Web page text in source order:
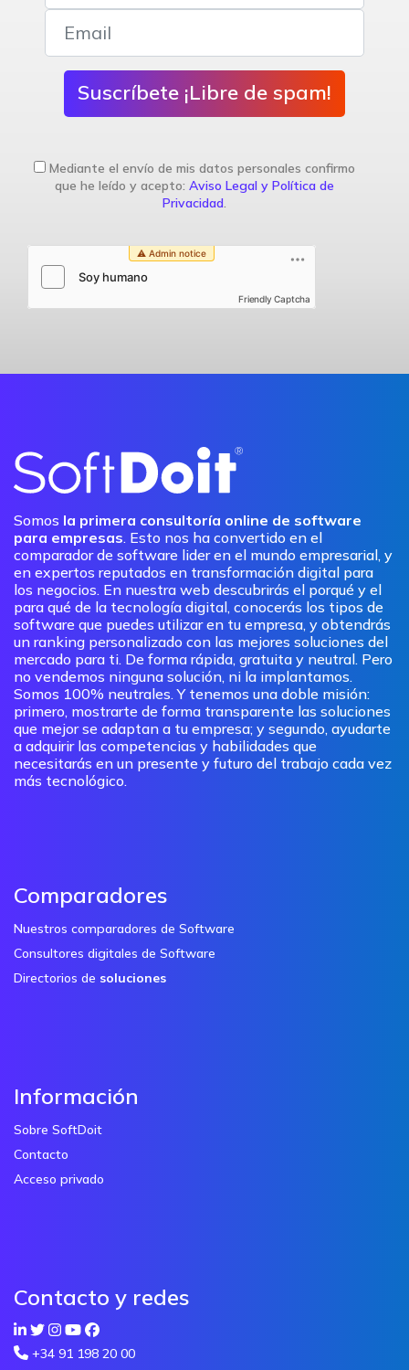
Suscríbete ¡Libre de spam!
Mediante el envío de mis datos personales confirmo
que he leído y acepto: Aviso Legal y Política de
Privacidad
Friendly Captcha
Somos la primera consultoría online de software
para empresas. Esto nos ha convertido en el
comparador de software lider en el mundo empresarial, y
en expertos reputados en transformación digital para
los negocios. En nuestra web descubrirás el porqué y el
para qué de la tecnología digital, conocerás los tipos de
software que puedes utilizar en tu empresa, y obtendrás
un ranking personalizado con las mejores soluciones del
mercado para ti. De forma rápida, gratuita y neutral. Pero
no vendemos ninguna solución, ni la implantamos.
Somos 100% neutrales. Y tenemos una doble misión:
primero, mostrarte de forma transparente las soluciones
que mejor se adaptan a tu empresa; y segundo, ayudarte
a adquirir las competencias y habilidades que
necesitarás en un presente y futuro del trabajo cada vez
más tecnológico.
Comparadores
Nuestros comparadores de Software
Consultores digitales de Software
Directorios de soluciones
Información
Sobre SoftDoit
Contacto
Acceso privado
Contacto y redes
+34 91 198 20 00